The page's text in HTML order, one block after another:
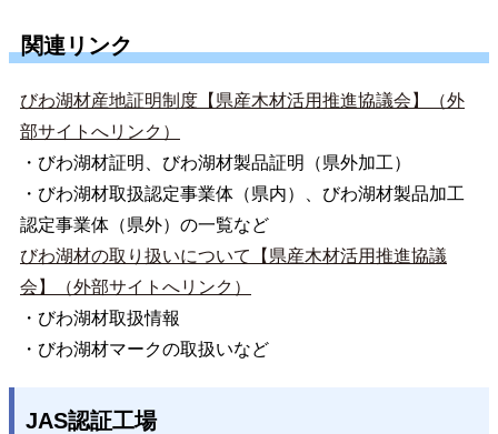
関連リンク
びわ湖材産地証明制度【県産木材活用推進協議会】（外
部サイトへリンク）
・びわ湖材証明、びわ湖材製品証明（県外加工）
・びわ湖材取扱認定事業体（県内）、びわ湖材製品加工
認定事業体（県外）の一覧など
びわ湖材の取り扱いについて【県産木材活用推進協議
会】（外部サイトへリンク）
・びわ湖材取扱情報
・びわ湖材マークの取扱いなど
JAS認証工場